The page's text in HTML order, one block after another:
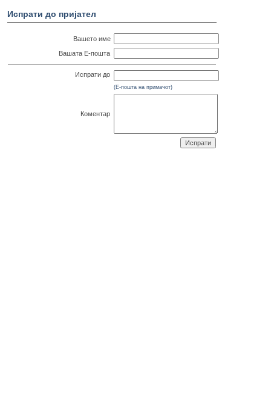
Испрати до пријател
Вашето име
Вашата Е-пошта
Испрати до
(Е-пошта на примачот)
Коментар